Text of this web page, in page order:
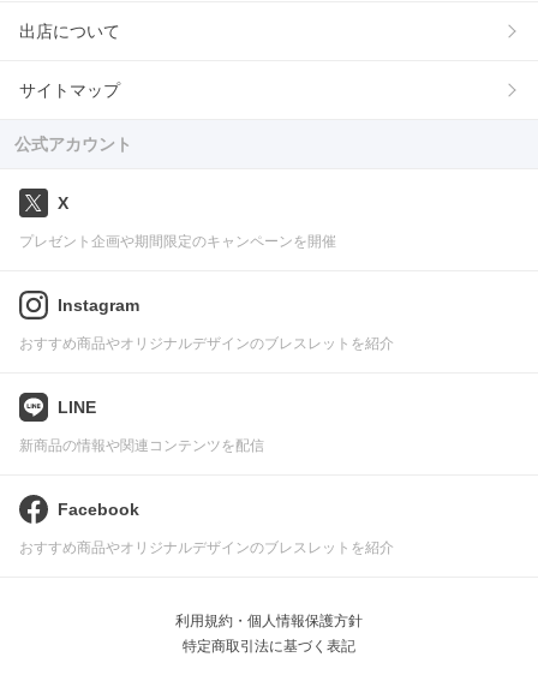
出店について
サイトマップ
公式アカウント
X
プレゼント企画や期間限定のキャンペーンを開催
Instagram
おすすめ商品やオリジナルデザインのブレスレットを紹介
LINE
新商品の情報や関連コンテンツを配信
Facebook
おすすめ商品やオリジナルデザインのブレスレットを紹介
利用規約・個人情報保護方針
特定商取引法に基づく表記